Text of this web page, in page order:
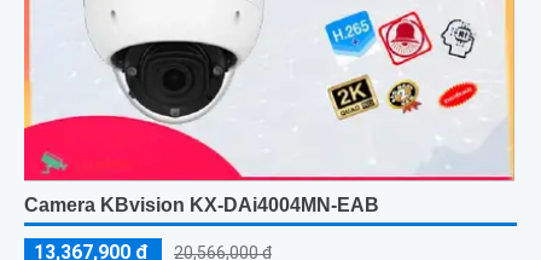
Camera KBvision KX-DAi4004MN-EAB
13,367,900 ₫ 20,566,000 ₫